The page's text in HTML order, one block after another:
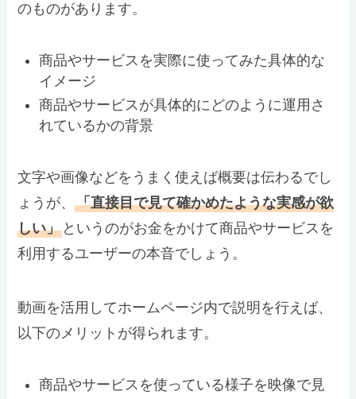
のものがあります。
商品やサービスを実際に使ってみた具体的な
イメージ
商品やサービスが具体的にどのように運用さ
れているかの背景
文字や画像などをうまく使えば概要は伝わるでし
ょうが、「直接目で見て確かめたような実感が欲
しい」 というのがお金をかけて商品やサービスを
利用するユーザーの本音でしょう。
動画を活用してホームページ内で説明を行えば、
以下のメリットが得られます。
商品やサービスを使っている様子を映像で見